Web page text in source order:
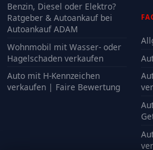
Benzin, Diesel oder Elektro?
Ratgeber & Autoankauf bei
Autoankauf ADAM
Wohnmobil mit Wasser- oder
Hagelschaden verkaufen
Auto mit H-Kennzeichen
verkaufen | Faire Bewertung